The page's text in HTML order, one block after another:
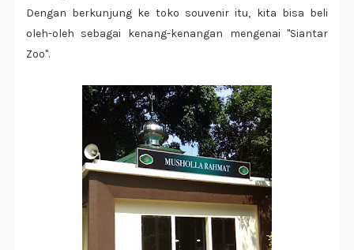
Dengan berkunjung ke toko souvenir itu, kita bisa beli
oleh-oleh sebagai kenang-kenangan mengenai "Siantar
Zoo".